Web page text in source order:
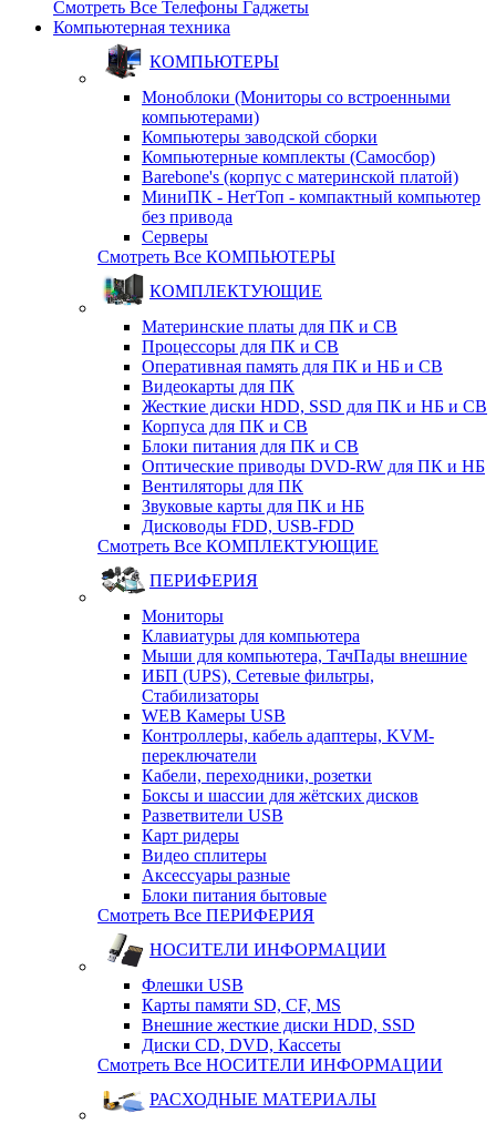
Смотреть Все Телефоны Гаджеты
Компьютерная техника
КОМПЬЮТЕРЫ
Моноблоки (Мониторы со встроенными
компьютерами)
Компьютеры заводской сборки
Компьютерные комплекты (Самосбор)
Barebone's (корпус с материнской платой)
МиниПК - НетТоп - компактный компьютер
без привода
Серверы
Смотреть Все КОМПЬЮТЕРЫ
КОМПЛЕКТУЮЩИЕ
Материнские платы для ПК и СВ
Процессоры для ПК и СВ
Оперативная память для ПК и НБ и СВ
Видеокарты для ПК
Жесткие диски HDD, SSD для ПК и НБ и СВ
Корпуса для ПК и СВ
Блоки питания для ПК и СВ
Оптические приводы DVD-RW для ПК и НБ
Вентиляторы для ПК
Звуковые карты для ПК и НБ
Дисководы FDD, USB-FDD
Смотреть Все КОМПЛЕКТУЮЩИЕ
ПЕРИФЕРИЯ
Мониторы
Клавиатуры для компьютера
Мыши для компьютера, ТачПады внешние
ИБП (UPS), Cетевые фильтры,
Cтабилизаторы
WEB Камеры USB
Контроллеры, кабель адаптеры, KVM-
переключатели
Кабели, переходники, розетки
Боксы и шассии для жётских дисков
Разветвители USB
Карт ридеры
Видео сплитеры
Аксессуары разные
Блоки питания бытовые
Смотреть Все ПЕРИФЕРИЯ
НОСИТЕЛИ ИНФОРМАЦИИ
Флешки USB
Карты памяти SD, CF, MS
Внешние жесткие диски HDD, SSD
Диски CD, DVD, Кассеты
Смотреть Все НОСИТЕЛИ ИНФОРМАЦИИ
РАСХОДНЫЕ МАТЕРИАЛЫ